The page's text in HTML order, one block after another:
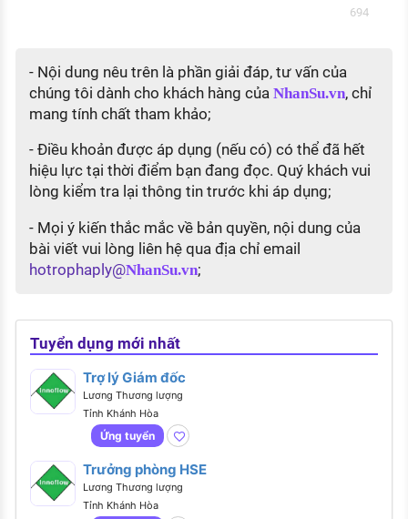
694
- Nội dung nêu trên là phần giải đáp, tư vấn của
chúng tôi dành cho khách hàng của NhanSu.vn, chỉ
mang tính chất tham khảo;
- Điều khoản được áp dụng (nếu có) có thể đã hết
hiệu lực tại thời điểm bạn đang đọc. Quý khách vui
lòng kiểm tra lại thông tin trước khi áp dụng;
- Mọi ý kiến thắc mắc về bản quyền, nội dung của
bài viết vui lòng liên hệ qua địa chỉ email
hotrophaply@NhanSu.vn;
Tuyển dụng mới nhất
Trợ lý Giám đốc
Lương Thương lượng
Tỉnh Khánh Hòa
Ứng tuyển
Trưởng phòng HSE
Lương Thương lượng
Tỉnh Khánh Hòa